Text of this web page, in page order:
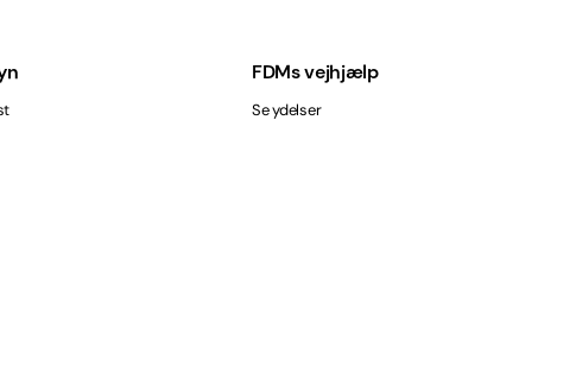
FDMs vejhjælp
Se ydelser